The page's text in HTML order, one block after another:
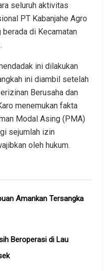
seluruh aktivitas
PT Kabanjahe Agro
di Kecamatan
ini dilakukan
ini diambil setelah
Berusaha dan
menemukan fakta
Modal Asing (PMA)
sejumlah izin
oleh hukum.
Amankan Tersangka
Beroperasi di Lau